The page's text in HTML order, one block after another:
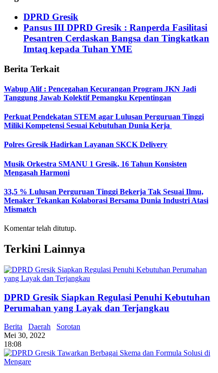
DPRD Gresik
Pansus III DPRD Gresik : Ranperda Fasilitasi
Pesantren Cerdaskan Bangsa dan Tingkatkan
Imtaq kepada Tuhan YME
Berita Terkait
Wabup Alif : Pencegahan Kecurangan Program JKN Jadi
Tanggung Jawab Kolektif Pemangku Kepentingan
Perkuat Pendekatan STEM agar Lulusan Perguruan Tinggi
Miliki Kompetensi Sesuai Kebutuhan Dunia Kerja
Polres Gresik Hadirkan Layanan SKCK Delivery
Musik Orkestra SMANU 1 Gresik, 16 Tahun Konsisten
Mengasah Harmoni
33,5 % Lulusan Perguruan Tinggi Bekerja Tak Sesuai Ilmu,
Menaker Tekankan Kolaborasi Bersama Dunia Industri Atasi
Mismatch
Komentar telah ditutup.
Terkini Lainnya
DPRD Gresik Siapkan Regulasi Penuhi Kebutuhan
Perumahan yang Layak dan Terjangkau
Berita Daerah
Sorotan
Mei 30, 2022
18:08